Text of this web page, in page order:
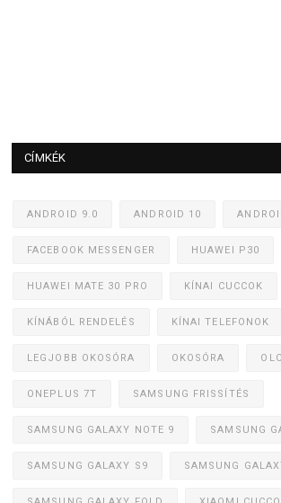
CÍMKÉK
ANDROID 9.0 ANDROID 10
FACEBOOK MESSENGER HUAWEI P30
HUAWEI MATE 30 PRO KÍNAI CUCCOK
KÍNÁBÓL RENDELÉS KÍNAI TELEFONOK
LEGJOBB OKOSÓRA OKOSÓRA
ONEPLUS 7T SAMSUNG FRISSÍTÉS
SAMSUNG GALAXY NOTE 9 SAMSUNG
SAMSUNG GALAXY S9 SAMSUNG